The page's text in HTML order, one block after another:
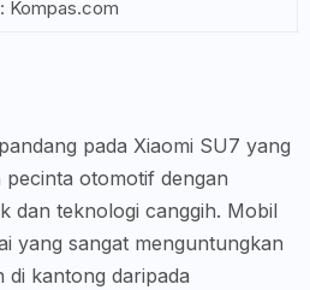
Kompas.com
pada Xiaomi SU7 yang
otomotif dengan
dan teknologi canggih. Mobil
yang sangat menguntungkan
di kantong daripada